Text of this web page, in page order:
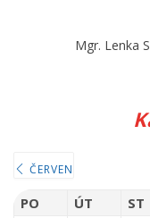
Mgr. Lenka
ČERVEN
PO ÚT ST